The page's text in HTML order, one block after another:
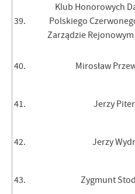
39.
Klub Honorowych
Polskiego
Zarządzie
40. Mirosław
41. Jerzy
42. Jerzy
43. Zygmunt